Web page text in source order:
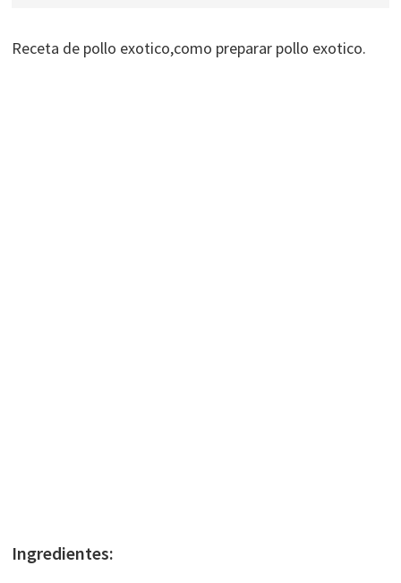
Receta de pollo exotico,como preparar pollo exotico.
Ingredientes: